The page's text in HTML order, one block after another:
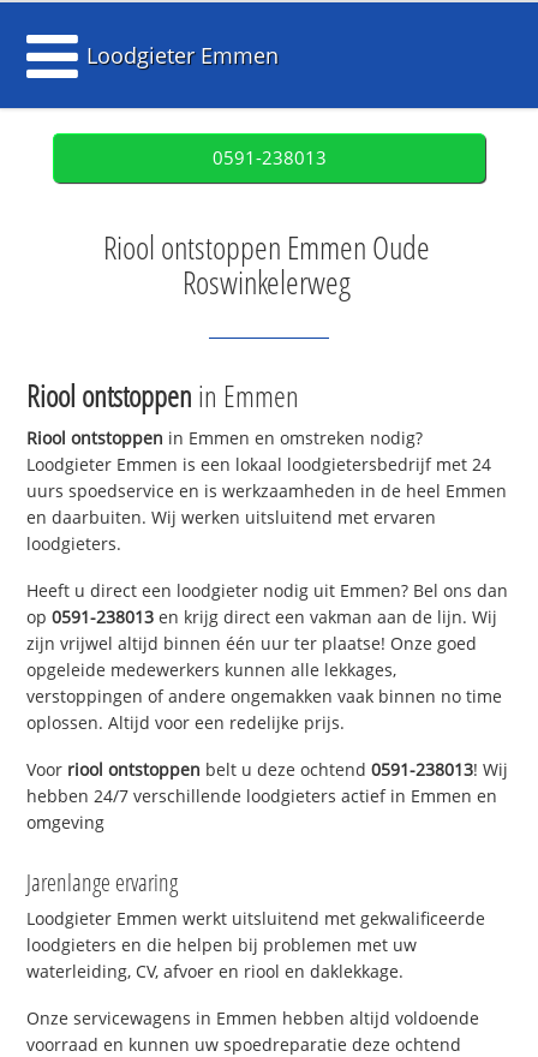
Loodgieter Emmen
0591-238013
Riool ontstoppen Emmen Oude
Roswinkelerweg
Riool ontstoppen in Emmen
Riool ontstoppen in Emmen en omstreken nodig?
Loodgieter Emmen is een lokaal loodgietersbedrijf met 24
uurs spoedservice en is werkzaamheden in de heel Emmen
en daarbuiten. Wij werken uitsluitend met ervaren
loodgieters.
Heeft u direct een loodgieter nodig uit Emmen? Bel ons dan
op0591-238013 en krijg direct een vakman aan de lijn. Wij
zijn vrijwel altijd binnen één uur ter plaatse! Onze goed
opgeleide medewerkers kunnen alle lekkages,
verstoppingen of andere ongemakken vaak binnen no time
oplossen. Altijd voor een redelijke prijs.
Voor riool ontstoppen belt u deze ochtend0591-238013! Wij
hebben 24/7 verschillende loodgieters actief in Emmen en
omgeving
Jarenlange ervaring
Loodgieter Emmen werkt uitsluitend met gekwalificeerde
loodgieters en die helpen bij problemen met uw
waterleiding, CV, afvoer en riool en daklekkage.
Onze servicewagens in Emmen hebben altijd voldoende
voorraad en kunnen uw spoedreparatie deze ochtend